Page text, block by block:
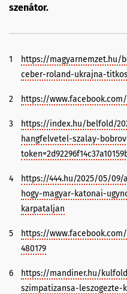
szenátor.
1
https://magyarnemzet.hu/
ceber-roland-ukrajna-
2 https://
3
https://index.hu/belfold/
hangfelvetel-szalay-
4
https://444.hu/2025/05/
hogy-magyar-katonai-
karpataljan
5
https://www.facebook.com/
480179
6
https://mandiner.hu/
szimpatizansa-